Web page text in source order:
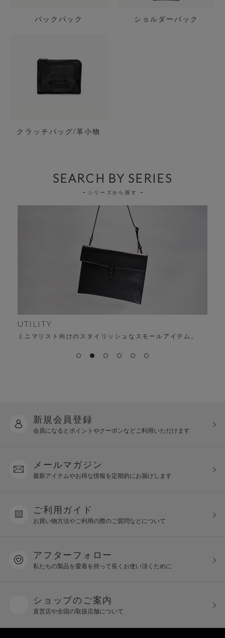
バックパック ショルダーバック
クラッチバッグ/革小物
SEARCH BY SERIES
シリーズから探す
UTILITY
ミニマリスト向けのスタイリッシュなスモールアイテム。
新規会員登録
会員になるとポイントやクーポンなどご利用いただけます
メールマガジン
最新アイテムやお得な情報を定期的にお届けします
ご利用ガイド
お買い物方法やご利用の際のご質問などについて
アフターフォロー
私たちの製品を愛着を持って長くお使い頂くために
ショップのご案内
直営店や全国の取扱店舗について